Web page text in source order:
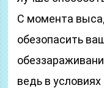
С момента
обезопасить
ведь в